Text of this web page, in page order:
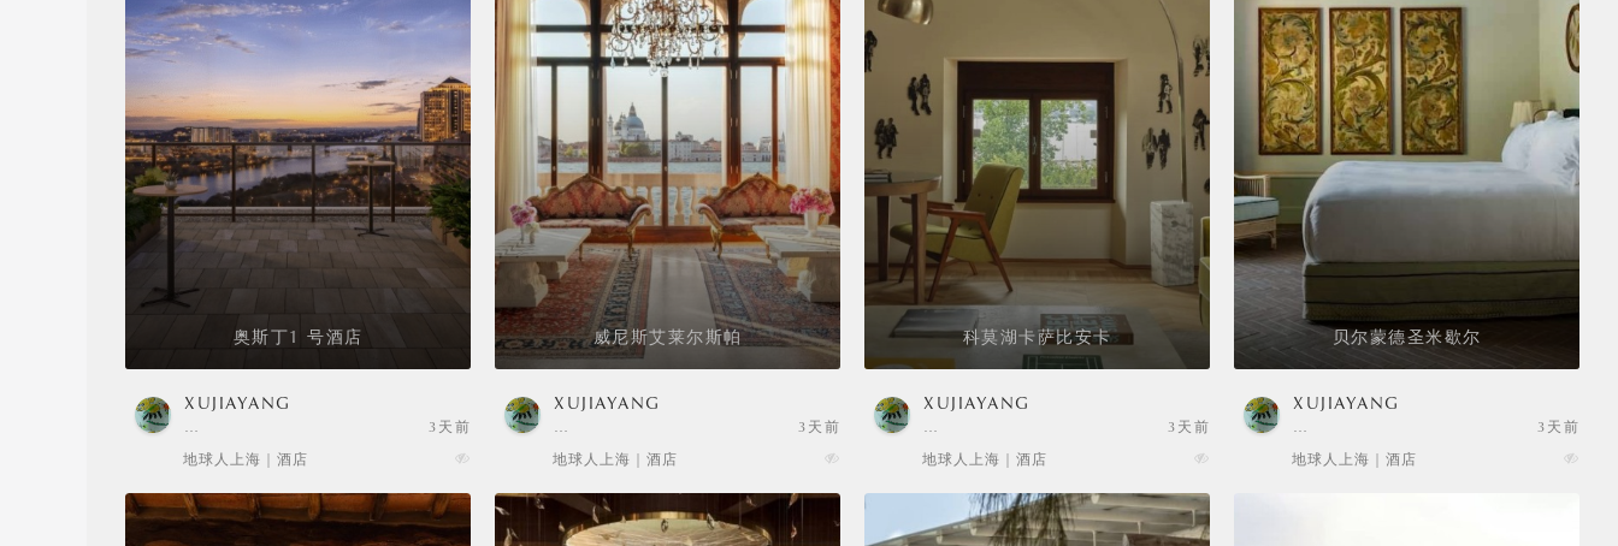
奥斯丁1 号酒店
XUJIAYANG
…
3天前
地球人上海 | 酒店
威尼斯艾莱尔斯帕
XUJIAYANG
…
3天前
地球人上海 | 酒店
科莫湖卡萨比安卡
XUJIAYANG
…
3天前
地球人上海 | 酒店
贝尔蒙德圣米歇尔
XUJIAYANG
…
3天前
地球人上海 | 酒店